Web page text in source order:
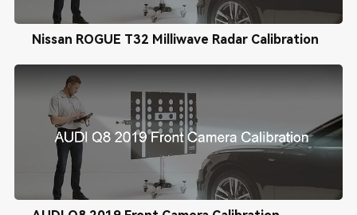
Nissan ROGUE T32 Milliwave Radar Calibration